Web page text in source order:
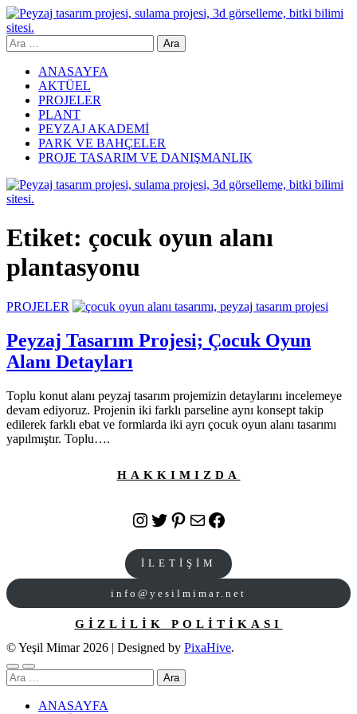
Skip
to
content
Yeşil Mimar
Arama:
ANASAYFA
AKTÜEL
PROJELER
PLANT
PEYZAJ AKADEMİ
PARK VE BAHÇELER
PROJE TASARIM VE DANIŞMANLIK
Etiket: çocuk oyun alanı
plantasyonu
PROJELER
Peyzaj Tasarım Projesi; Çocuk Oyun
Alanı Detayları
Toplu konut alanı peyzaj tasarım projemizin detaylarını incelemeye
devam ediyoruz. Projenin iki farklı parseline aynı konsept takip
edilerek farklı ebat ve formlarda iki ayrı çocuk oyun alanı tasarımı
yapılmıştır. Toplu….
HAKKIMIZDA
Instagram
Twitter
Pinterest
E-postaFacebook
İLETİŞİM
info@yesilmimar.net
GİZLİLİK POLİTİKASI
© Yeşil Mimar 2026 | Designed by PixaHive.
Arama:
ANASAYFA